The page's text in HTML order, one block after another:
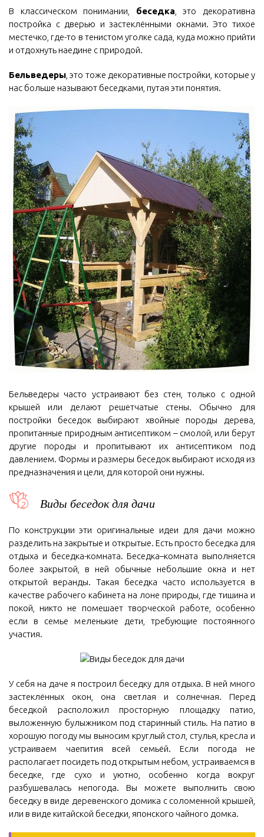
В классическом понимании, беседка , это декоративна
постройка с дверью и застеклёнными окнами. Это тихое
местечко, где-то в тенистом уголке сада, куда можно прийти
и отдохнуть наедине с природой.
Бельведеры , это тоже декоративные постройки, которые у
нас больше называют беседками, путая эти понятия.
Бельведеры часто устраивают без стен, только с одной
крышей или делают решетчатые стены. Обычно для
постройки беседок выбирают хвойные породы дерева,
пропитанные природным антисептиком – смолой, или берут
другие породы и пропитывают их антисептиком под
давлением. Формы и размеры беседок выбирают исходя из
предназначения и цели, для которой они нужны.
Виды беседок для дачи
По конструкции эти оригинальные идеи для дачи можно
разделить на закрытые и открытые. Есть просто беседка для
отдыха и беседка-комната. Беседка–комната выполняется
более закрытой, в ней обычные небольшие окна и нет
открытой веранды. Такая беседка часто используется в
качестве рабочего кабинета на лоне природы, где тишина и
покой, никто не помешает творческой работе, особенно
если в семье меленькие дети, требующие постоянного
участия.
У себя на даче я построил беседку для отдыха. В ней много
застеклённых окон, она светлая и солнечная. Перед
беседкой расположил просторную площадку патио,
выложенную булыжником под старинный стиль. На патио в
хорошую погоду мы выносим круглый стол, стулья, кресла и
устраиваем чаепития всей семьёй. Если погода не
располагает посидеть под открытым небом, устраиваемся в
беседке, где сухо и уютно, особенно когда вокруг
разбушевалась непогода. Вы можете выполнить свою
беседку в виде деревенского домика с соломенной крышей,
или в виде китайской беседки, японского чайного домка.